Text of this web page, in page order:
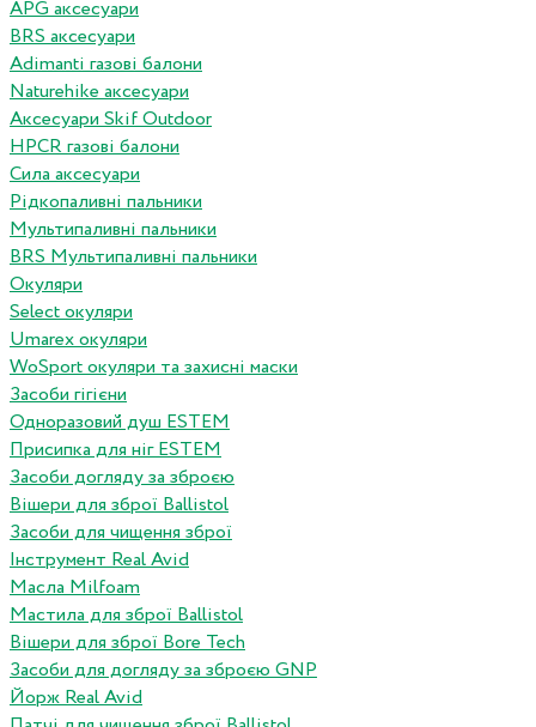
APG аксесуари
BRS аксесуари
Adimanti газові балони
Naturehike аксесуари
Аксесуари Skif Outdoor
HPCR газові балони
Сила аксесуари
Рідкопаливні пальники
Мультипаливні пальники
BRS Мультипаливні пальники
Окуляри
Select окуляри
Umarex окуляри
WoSport окуляри та захисні маски
Засоби гігієни
Одноразовий душ ESTEM
Присипка для ніг ESTEM
Засоби догляду за зброєю
Вішери для зброї Ballistol
Засоби для чищення зброї
Інструмент Real Avid
Масла Milfoam
Мастила для зброї Ballistol
Вішери для зброї Bore Tech
Засоби для догляду за зброєю GNP
Йорж Real Avid